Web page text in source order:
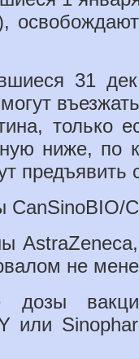
31
только
ниже, по
предъявить
не
или